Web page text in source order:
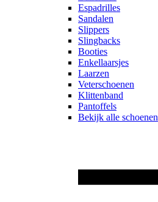
Espadrilles
Sandalen
Slippers
Slingbacks
Booties
Enkellaarsjes
Laarzen
Veterschoenen
Klittenband
Pantoffels
Bekijk alle schoenen